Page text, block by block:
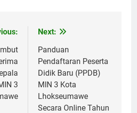
3
Next:
Panduan
Pendaftaran Peserta
Didik Baru (PPDB)
MIN 3 Kota
Lhokseumawe
Secara Online Tahun